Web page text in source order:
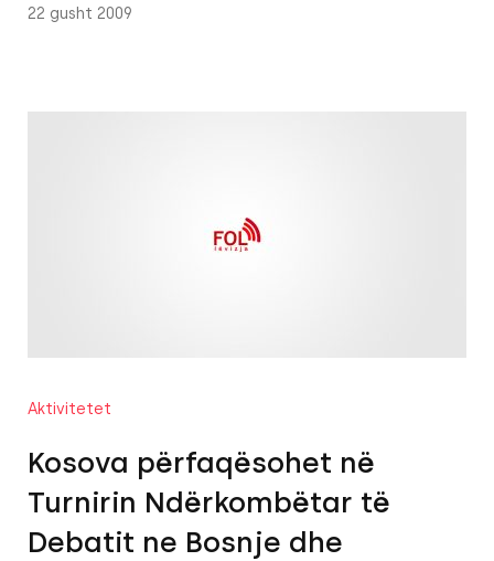
22 gusht 2009
Aktivitetet
Kosova përfaqësohet në
Turnirin Ndërkombëtar të
Debatit ne Bosnje dhe